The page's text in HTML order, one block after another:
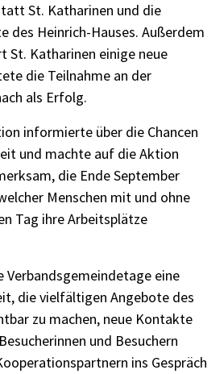
St. Katharinen und die
des Heinrich-Hauses. Außerdem
St. Katharinen einige neue
die Teilnahme an der
als Erfolg.
informierte über die Chancen
und machte auf die Aktion
die Ende September
Menschen mit und ohne
Tag ihre Arbeitsplätze
Verbandsgemeindetage eine
die vielfältigen Angebote des
zu machen, neue Kontakte
und Besuchern
ins Gespräch